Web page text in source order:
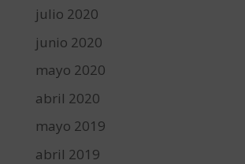
julio 2020
junio 2020
mayo 2020
abril 2020
mayo 2019
abril 2019